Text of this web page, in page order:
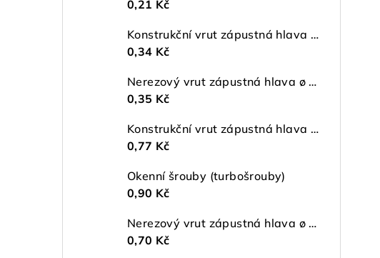
0,21 Kč
Konstrukční vrut zápustná hlava ø 5 TX25 ZŽ
0,34 Kč
Nerezový vrut zápustná hlava ø 4 mm TORX A2
0,35 Kč
Konstrukční vrut zápustná hlava ø 6 TX30 ZŽ
0,77 Kč
Okenní šrouby (turbošrouby)
0,90 Kč
Nerezový vrut zápustná hlava ø 5 mm TORX A2
0,70 Kč